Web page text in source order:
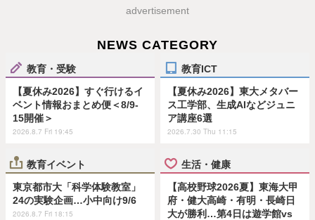
advertisement
NEWS CATEGORY
教育・受験
【夏休み2026】すぐ行けるイ
ベント情報おまとめ便＜8/9-
15開催＞
2026.8.7 Fri 19:45
教育ICT
【夏休み2026】東大メタバー
ス工学部、生成AIなどジュニ
ア講座6選
2026.7.30 Thu 11:15
教育イベント
東京都市大「科学体験教室」
24の実験企画…小中向け9/6
2026.8.7 Fri 18:15
生活・健康
【高校野球2026夏】東海大甲
府・健大高崎・有明・長崎日
大が勝利…第4日は遊学館vs